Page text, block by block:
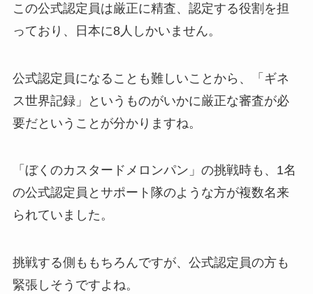
この公式認定員は厳正に精査、認定する役割を担
っており、日本に8人しかいません。
公式認定員になることも難しいことから、「ギネ
ス世界記録」というものがいかに厳正な審査が必
要だということが分かりますね。
「ぼくのカスタードメロンパン」の挑戦時も、1名
の公式認定員とサポート隊のような方が複数名来
られていました。
挑戦する側ももちろんですが、公式認定員の方も
緊張しそうですよね。